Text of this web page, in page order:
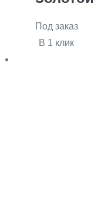
Под заказ
В 1 клик